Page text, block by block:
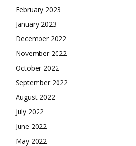
February 2023
January 2023
December 2022
November 2022
October 2022
September 2022
August 2022
July 2022
June 2022
May 2022